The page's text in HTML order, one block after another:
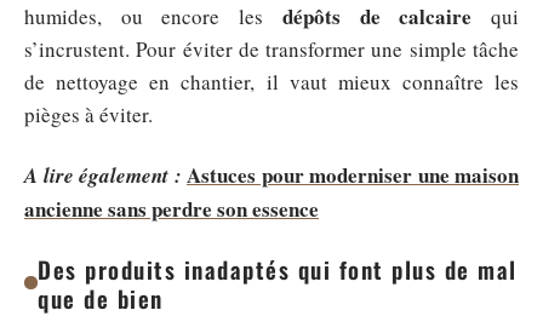
humides, ou encore les dépôts de calcaire qui
s’incrustent. Pour éviter de transformer une simple tâche
de nettoyage en chantier, il vaut mieux connaître les
pièges à éviter.
A lire également : Astuces pour moderniser une maison
ancienne sans perdre son essence
Des produits inadaptés qui font plus de mal
que de bien